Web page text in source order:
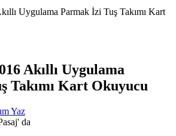
Akıllı Uygulama
Takımı Kart Okuyucu
Yaz
da